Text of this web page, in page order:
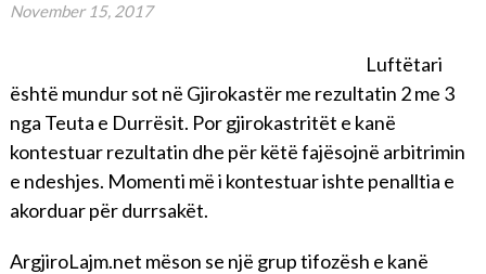
November 15, 2017
Luftëtari
është mundur sot në Gjirokastër me rezultatin 2 me 3
nga Teuta e Durrësit. Por gjirokastritët e kanë
kontestuar rezultatin dhe për këtë fajësojnë arbitrimin
e ndeshjes. Momenti më i kontestuar ishte penalltia e
akorduar për durrsakët.
ArgjiroLajm.net mëson se një grup tifozësh e kanë